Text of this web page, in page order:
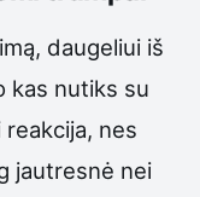
daugeliui iš
kas nutiks su
nes
jautresnė nei